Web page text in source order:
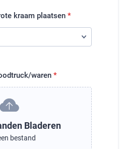
kraam plaatsen *
waren *
Bladeren
bestand